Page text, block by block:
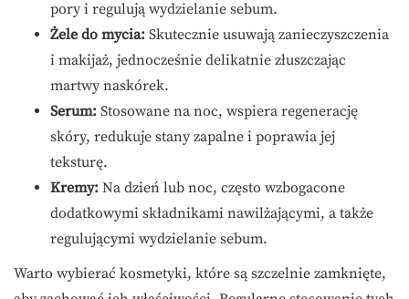
pory i regulują wydzielanie sebum.
Żele do mycia: Skutecznie usuwają zanieczyszczenia
i makijaż, jednocześnie delikatnie złuszczając
martwy naskórek.
Serum: Stosowane na noc, wspiera regenerację
skóry, redukuje stany zapalne i poprawia jej
teksturę.
Kremy: Na dzień lub noc, często wzbogacone
dodatkowymi składnikami nawilżającymi, a także
regulującymi wydzielanie sebum.
Warto wybierać kosmetyki, które są szczelnie zamknięte,